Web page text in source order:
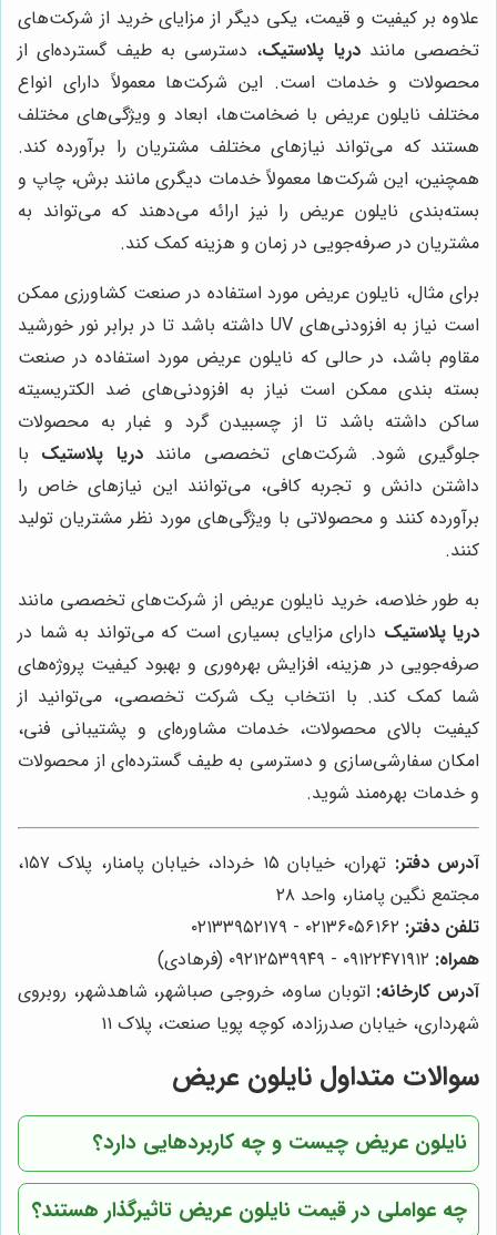
علاوه بر کیفیت و قیمت، یکی دیگر از مزایای خرید از شرکت‌های
تخصصی ماننددریا پلاستیک، دسترسی به طیف گسترده‌ای از
محصولات و خدمات است. این شرکت‌ها معمولاً دارای انواع
مختلف نایلون عریض با ضخامت‌ها، ابعاد و ویژگی‌های مختلف
هستند که می‌تواند نیازهای مختلف مشتریان را برآورده کند.
همچنین، این شرکت‌ها معمولاً خدمات دیگری مانند برش، چاپ و
بسته‌بندی نایلون عریض را نیز ارائه می‌دهند که می‌تواند به
مشتریان در صرفه‌جویی در زمان و هزینه کمک کند.
برای مثال، نایلون عریض مورد استفاده در صنعت کشاورزی ممکن
است نیاز به افزودنی‌های UV داشته باشد تا در برابر نور خورشید
مقاوم باشد، در حالی که نایلون عریض مورد استفاده در صنعت
بسته بندی ممکن است نیاز به افزودنی‌های ضد الکتریسیته
ساکن داشته باشد تا از چسبیدن گرد و غبار به محصولات
جلوگیری شود. شرکت‌های تخصصی ماننددریا پلاستیک با
داشتن دانش و تجربه کافی، می‌توانند این نیازهای خاص را
برآورده کنند و محصولاتی با ویژگی‌های مورد نظر مشتریان تولید
کنند.
به طور خلاصه، خرید نایلون عریض از شرکت‌های تخصصی مانند
دریا پلاستیک دارای مزایای بسیاری است که می‌تواند به شما در
صرفه‌جویی در هزینه، افزایش بهره‌وری و بهبود کیفیت پروژه‌های
شما کمک کند. با انتخاب یک شرکت تخصصی، می‌توانید از
کیفیت بالای محصولات، خدمات مشاوره‌ای و پشتیبانی فنی،
امکان سفارشی‌سازی و دسترسی به طیف گسترده‌ای از محصولات
و خدمات بهره‌مند شوید.
آدرس دفتر:
تهران، خیابان ۱۵ خرداد، خیابان پامنار، پلاک ۱۵۷،
مجتمع نگین پامنار، واحد ۲۸
تلفن دفتر:
همراه:
آدرس کارخانه: اتوبان ساوه، خروجی صباشهر، شاهدشهر، روبروی
شهرداری، خیابان صدرزاده، کوچه پویا صنعت، پلاک ۱۱
سوالات متداول نایلون عریض
نایلون عریض چیست و چه کاربردهایی دارد؟
چه عواملی در قیمت نایلون عریض تاثیرگذار هستند؟